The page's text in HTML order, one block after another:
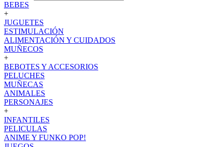
BEBES
+
JUGUETES
ESTIMULACIÓN
ALIMENTACIÓN Y CUIDADOS
MUÑECOS
+
BEBOTES Y ACCESORIOS
PELUCHES
MUÑECAS
ANIMALES
PERSONAJES
+
INFANTILES
PELICULAS
ANIME Y FUNKO POP!